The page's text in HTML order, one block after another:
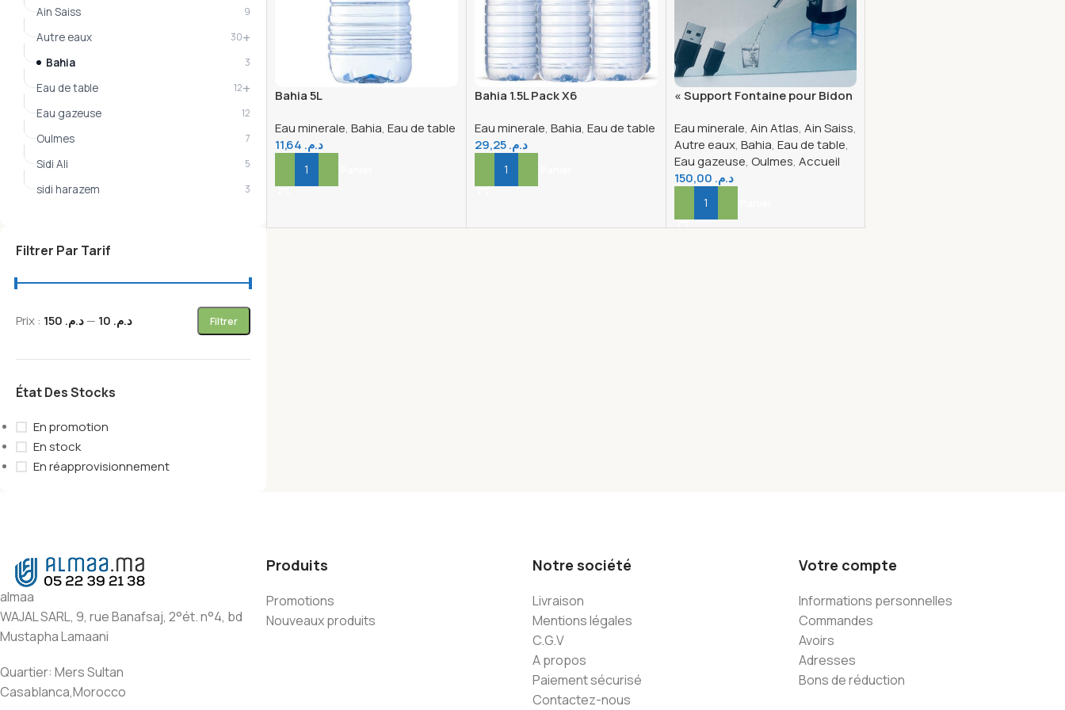
Ain Saiss 9
Autre eaux 30+
Bahia 3
Eau de table 12+
Eau gazeuse 12
Oulmes 7
Sidi Ali 5
sidi harazem 3
Filtrer Par Tarif
Filtrer
Prix : د.م. 10 —د.م. 150
État Des Stocks
En promotion
En stock
En réapprovisionnement
Bahia 5L
Eau minerale, Bahia, Eau de table
د.م.
Ajouter Au Panier
Bahia 1.5L Pack X6
Eau minerale, Bahia, Eau de table
د.م.29,25
Ajouter Au Panier
« Support Fontaine pour Bidon
pour un Versement Facile de
l’Eau »
Eau minerale, Ain Atlas, Ain Saiss,
Autre eaux, Bahia, Eau de table,
Eau gazeuse, Oulmes, Accueil
د.م.
Ajouter Au Panier
almaa
WAJAL SARL, 9, rue Banafsaj, 2°ét. n°4, bd
Mustapha Lamaani
Quartier: Mers Sultan
Casablanca,Morocco
Produits
Promotions
Nouveaux produits
Notre société
Livraison
Mentions légales
C.G.V
A propos
Paiement sécurisé
Contactez-nous
Votre compte
Informations personnelles
Commandes
Avoirs
Adresses
Bons de réduction